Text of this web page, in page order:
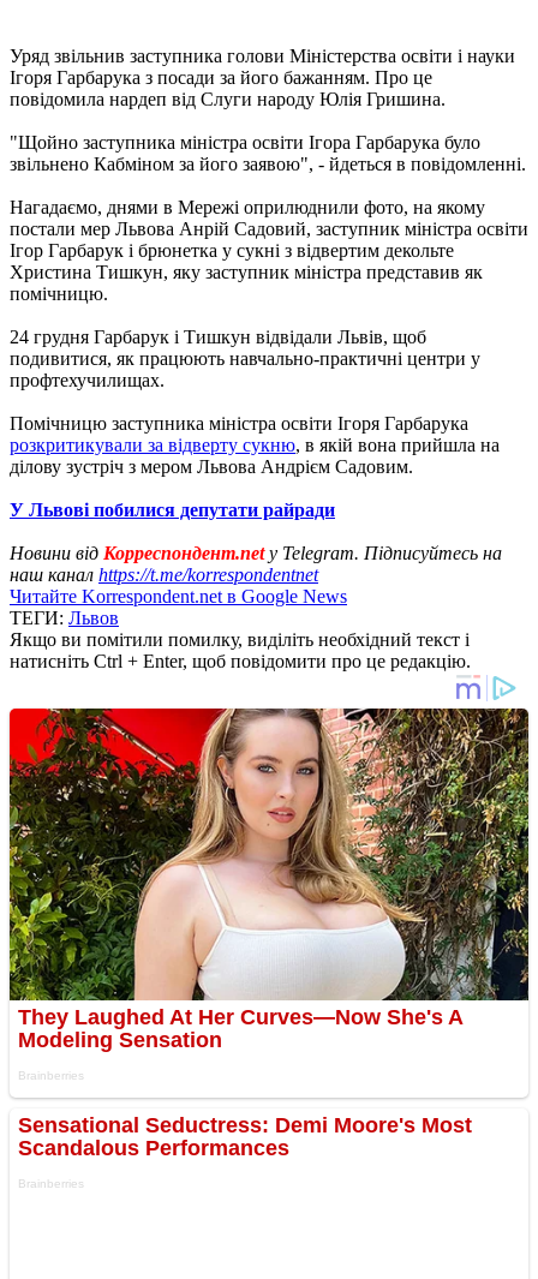
Уряд звільнив заступника голови Міністерства освіти і науки
Ігоря Гарбарука з посади за його бажанням. Про це
повідомила нардеп від Слуги народу Юлія Гришина.
"Щойно заступника міністра освіти Ігора Гарбарука було
звільнено Кабміном за його заявою", - йдеться в повідомленні.
Нагадаємо, днями в Мережі оприлюднили фото, на якому
постали мер Львова Анрій Садовий, заступник міністра освіти
Ігор Гарбарук і брюнетка у сукні з відвертим декольте
Христина Тишкун, яку заступник міністра представив як
помічницю.
24 грудня Гарбарук і Тишкун відвідали Львів, щоб
подивитися, як працюють навчально-практичні центри у
профтехучилищах.
Помічницю заступника міністра освіти Ігоря Гарбарука
розкритикували за відверту сукню, в якій вона прийшла на
ділову зустріч з мером Львова Андрієм Садовим.
У Львові побилися депутати райради
Новини від Корреспондент.netу Telegram. Підписуйтесь на
наш канал https://t.me/korrespondentnet
Читайте Korrespondent.net в Google News
ТЕГИ: Львов
Якщо ви помітили помилку, виділіть необхідний текст і
натисніть Ctrl + Enter, щоб повідомити про це редакцію.